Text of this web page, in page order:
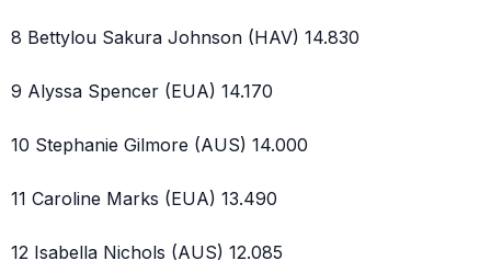
8 Bettylou Sakura Johnson (HAV) 14.830
9 Alyssa Spencer (EUA) 14.170
10 Stephanie Gilmore (AUS) 14.000
11 Caroline Marks (EUA) 13.490
12 Isabella Nichols (AUS) 12.085